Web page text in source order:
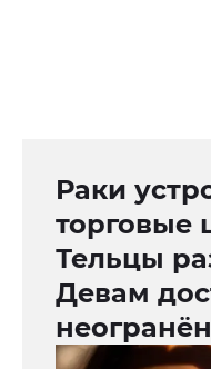
Раки
торговые
Тельцы
Девам